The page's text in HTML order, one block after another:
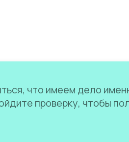
что имеем дело
проверку, чтобы